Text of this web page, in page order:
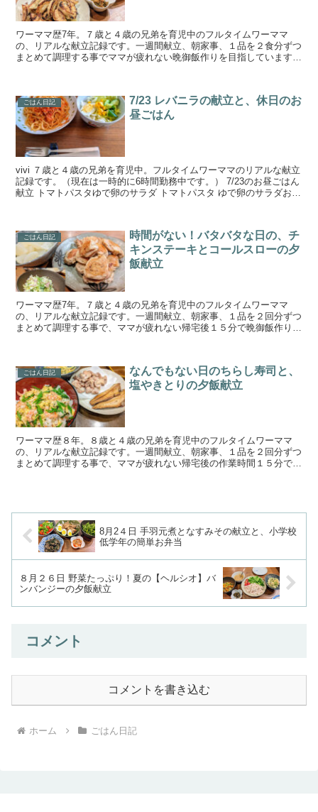
ワーママ歴7年。７歳と４歳の兄弟を育児中のフルタイムワーママ
の、リアルな献立記録です。一週間献立、朝家事、１品を２食分ずつ
まとめて調理する事でママが疲れない晩御飯作りを目指しています。
ごはん日記
7/23 レバニラの献立と、休日のお
昼ごはん
vivi ７歳と４歳の兄弟を育児中。フルタイムワーママのリアルな献立
記録です。（現在は一時的に6時間勤務中です。） 7/23のお昼ごはん
献立 トマトパスタゆで卵のサラダ トマトパスタ ゆで卵のサラダお好
ごはん日記
時間がない！バタバタな日の、チ
キンステーキとコールスローの夕
飯献立
ワーママ歴7年。７歳と４歳の兄弟を育児中のフルタイムワーママ
の、リアルな献立記録です。一週間献立、朝家事、１品を２回分ずつ
まとめて調理する事で、ママが疲れない帰宅後１５分で晩御飯作りを
ごはん日記
なんでもない日のちらし寿司と、
塩やきとりの夕飯献立
ワーママ歴８年。８歳と４歳の兄弟を育児中のフルタイムワーママ
の、リアルな献立記録です。一週間献立、朝家事、１品を２回分ずつ
まとめて調理する事で、ママが疲れない帰宅後の作業時間１５分で晩
8月2４日 手羽元煮となすみその献立と、小学校
低学年の簡単お弁当
８月２６日 野菜たっぷり！夏の【ヘルシオ】バ
ンバンジーの夕飯献立
コメント
コメントを書き込む
ホーム ごはん日記